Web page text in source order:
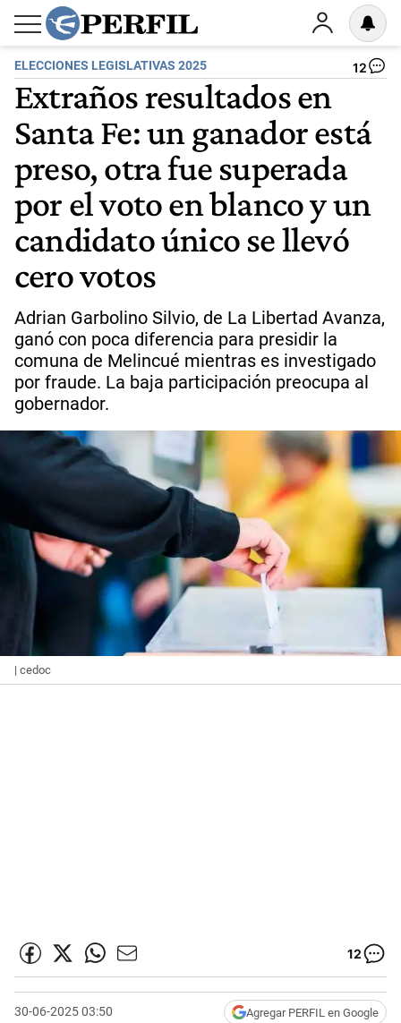
ELECCIONES LEGISLATIVAS 2025 12
Extraños resultados en
Santa Fe: un ganador está
preso, otra fue superada
por el voto en blanco y un
candidato único se llevó
cero votos
Adrian Garbolino Silvio, de La Libertad Avanza,
ganó con poca diferencia para presidir la
comuna de Melincué mientras es investigado
por fraude. La baja participación preocupa al
gobernador.
| cedoc
12
30-06-2025 03:50 Agregar PERFIL en Google